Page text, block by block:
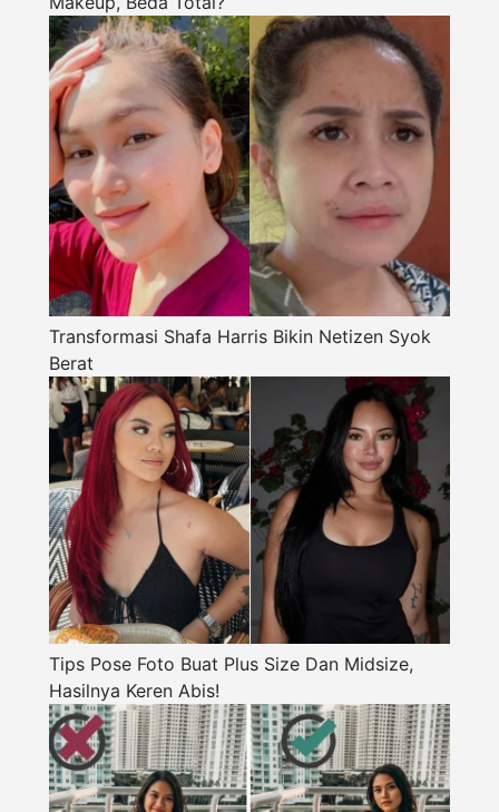
Transformasi Shafa Harris Bikin Netizen Syok
Berat
Tips Pose Foto Buat Plus Size Dan Midsize,
Hasilnya Keren Abis!